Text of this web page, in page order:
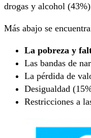
drogas y alcohol
Más abajo se
La pobreza y
Las bandas de
La pérdida de
Desigualdad
Restricciones a